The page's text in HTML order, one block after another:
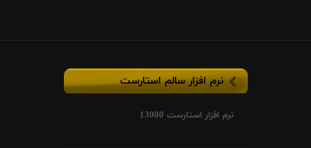
نرم افزار سالم استارست
نرم افزار استارست 13000